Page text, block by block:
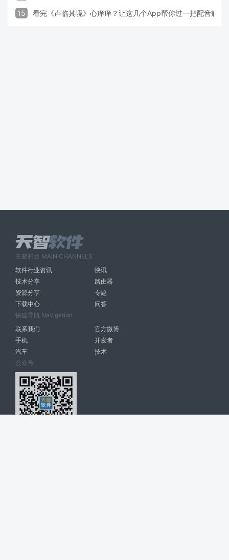
15 看完《声临其境》心痒痒？让这几个App帮你过一把配音瘾
主要栏目 MAIN CHANNELS
软件行业资讯
快讯
技术分享
路由器
资源分享
专题
下载中心
问答
快速导航 Navigation
联系我们
官方微博
手机
开发者
汽车
技术
公众号